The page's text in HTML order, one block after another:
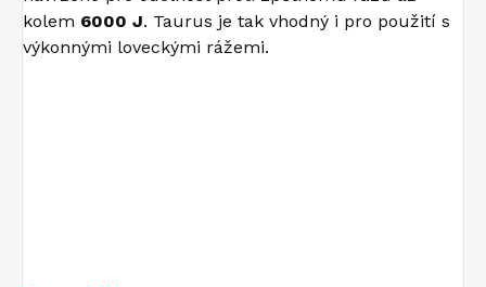
kolem 6000 J. Taurus je tak vhodný i pro použití s
výkonnými loveckými rážemi.